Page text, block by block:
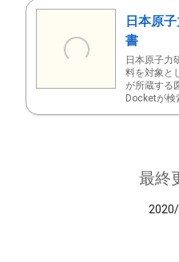
日本原
書
日本原子力
料を対象と
が所蔵する
Docketが検
最終